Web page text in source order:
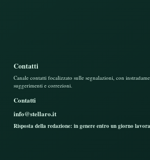
Contatti
Canale contatti focalizzato sulle segnalazioni, con
suggerimenti e correzioni.
Contatti
info@stellaro.it
Risposta della redazione: in genere entro un giorno